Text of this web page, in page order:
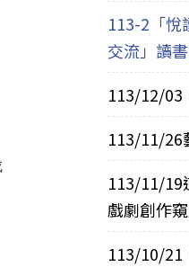
113-2「悅
交流」讀
113/12/03
113/11/26
113/11/
戲劇創作
113/10/21